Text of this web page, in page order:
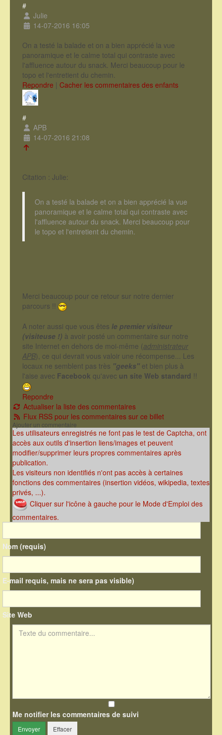
#
Julie
14-07-2016 16:05
On a testé la balade et on a bien apprécié la vue
panoramique et le calme total qui contraste avec
l'affluence autour du snack. Merci beaucoup pour le
topo et l'entretient du chemin.
Repondre
Cacher les commentaires des enfants
#
APB
14-07-2016 21:08
Citation : Julie:
On a testé la balade et on a bien apprécié la vue
panoramique et le calme total qui contraste avec
l'affluence autour du snack. Merci beaucoup pour
le topo et l'entretient du chemin.
Merci beaucoup pour ce retour sur notre dernier
parcours !!
A noter aussi que vous êtes le premier visiteur
(visiteuse !) à avoir posté un commentaire sur notre
site Internet en dehors de moi-même (administrateur
APB), ce qui devrait vous valoir une récompense... Les
locaux ne semblent pas très "geeks" et bien plus à
l'aise avec Facebook qu'avec un site Web standard
Repondre
Actualiser la liste des commentaires
Flux RSS pour les commentaires sur ce billet
Ajouter un commentaire
Les utilisateurs enregistrés ne font pas le test de Captcha, ont
accès aux outils d'insertion liens/images et peuvent
modifier/supprimer leurs propres commentaires après
publication.
Les visiteurs non identifiés n'ont pas accès à certaines
fonctions des commentaires (insertion vidéos, wikipedia, textes
privés, ...).
Cliquer sur l'icône à gauche pour le Mode d'Emploi des
commentaires.
Nom (requis)
E-mail requis, mais ne sera pas visible)
Site Web
Texte du commentaire
Me notifier les commentaires de suivi
Envoyer Effacer